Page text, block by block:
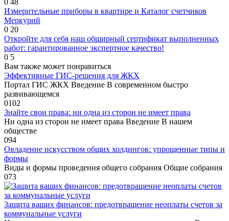
Измерительные приборы в квартире и Каталог счетчиков
Меркурий
0 20
Откройте для себя наш обширный сертификат выполненных
работ: гарантированное экспертное качество!
0 5
Вам также может понравиться
Эффективные ГИС-решения для ЖКХ
Портал ГИС ЖКХ Введение В современном быстро
развивающемся
0102
Знайте свои права: ни одна из сторон не имеет права
Ни одна из сторон не имеет права Введение В нашем
обществе
094
Овладение искусством общих холдингов: упрощенные типы и
формы
Виды и формы проведения общего собрания Общие собрания
073
Защита ваших финансов: предотвращение неоплаты счетов за
коммунальные услуги